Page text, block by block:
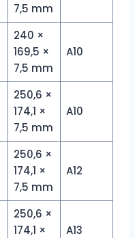
7,5 mm
240 ×
169,5 ×
7,5 mm
A10
250,6 ×
174,1 ×
7,5 mm
A10
250,6 ×
174,1 ×
7,5 mm
A12
250,6 ×
174,1 ×
A13